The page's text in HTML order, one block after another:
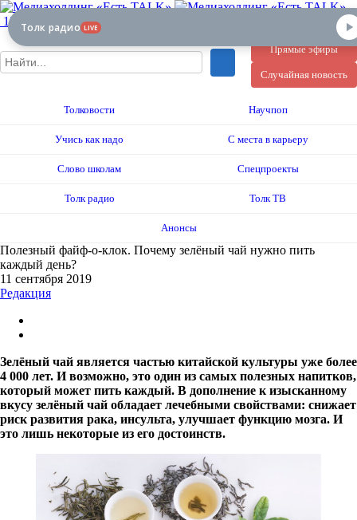
12+
Прямые эфиры
Случайная новость
Толковости Научпоп
Учись как надо С места в карьеру
Слово школам Спецпроекты
Толк радио Толк ТВ
Анонсы
Полезный файф-о-клок. Почему зелёный чай нужно пить
каждый день?
11 сентября 2019
Редакция
Зелёный чай является частью китайской культуры уже более
4 000 лет. И возможно, это один из самых полезных напитков,
который может пить каждый. В дополнение к изысканному
вкусу зелёный чай обладает лечебными свойствами: снижает
риск развития рака, инсульта, улучшает функцию мозга. И
это лишь некоторые из его достоинств.
Толк радио LIVE